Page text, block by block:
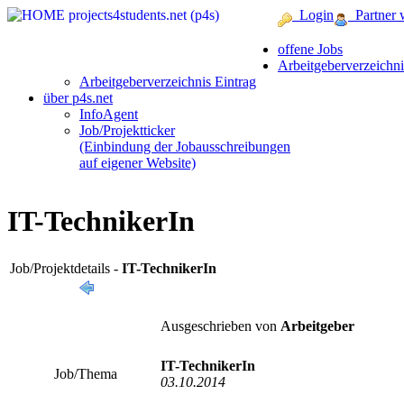
Login Partner
offene Jobs
Arbeitgeberverzeichnis Eintrag
über p4s.net
InfoAgent
Job/Projektticker
(Einbindung der Jobausschreibungen
auf eigener Website)
IT-TechnikerIn
Job/Projektdetails - IT-TechnikerIn
Ausgeschrieben von Arbeitgeber
Job/Thema
IT-TechnikerIn
03.10.2014